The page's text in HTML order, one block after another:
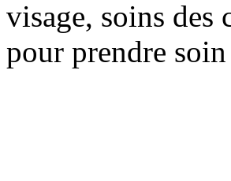
visage, soins des
pour prendre